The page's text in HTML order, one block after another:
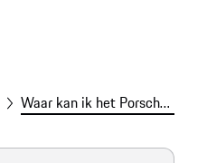
Waar kan ik het Porsche-instructieboekje vinden?